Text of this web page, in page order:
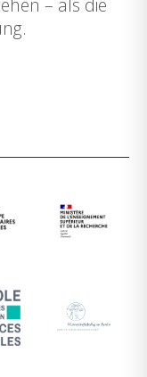
– als die